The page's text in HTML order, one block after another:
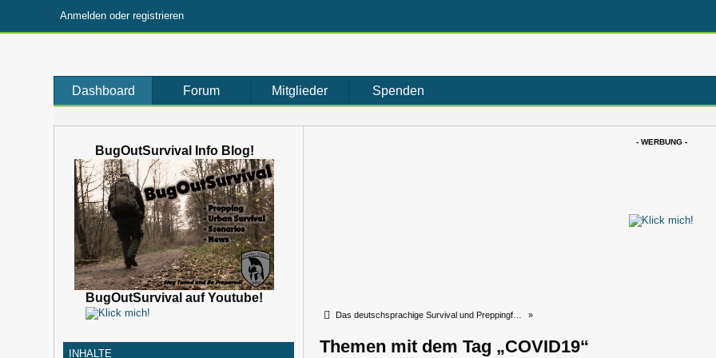
Anmelden oder registrieren
Dashboard Forum Mitglieder Spenden
BugOutSurvival Info Blog!
BugOutSurvival auf Youtube!
INHALTE
- WERBUNG -
Das deutschsprachige Survival und Preppingforum »
Themen mit dem Tag „COVID19“